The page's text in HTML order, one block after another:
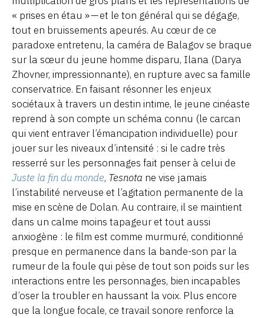
« prises en étau » — et le ton général qui se dégage,
tout en bruissements apeurés. Au cœur de ce
paradoxe entretenu, la caméra de Balagov se braque
sur la sœur du jeune homme disparu, Ilana (Darya
Zhovner, impressionnante), en rupture avec sa famille
conservatrice. En faisant résonner les enjeux
sociétaux à travers un destin intime, le jeune cinéaste
reprend à son compte un schéma connu (le carcan
qui vient entraver l’émancipation individuelle) pour
jouer sur les niveaux d’intensité : si le cadre très
resserré sur les personnages fait penser à celui de
Juste la fin du monde, Tesnota ne vise jamais
l’instabilité nerveuse et l’agitation permanente de la
mise en scène de Dolan. Au contraire, il se maintient
dans un calme moins tapageur et tout aussi
anxiogène : le film est comme murmuré, conditionné
presque en permanence dans la bande-son par la
rumeur de la foule qui pèse de tout son poids sur les
interactions entre les personnages, bien incapables
d’oser la troubler en haussant la voix. Plus encore
que la longue focale, ce travail sonore renforce la